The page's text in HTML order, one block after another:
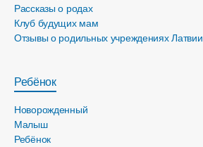
Рассказы о родах
Клуб будущих мам
Отзывы о родильных учреждениях Латвии
Ребёнок
Новорожденный
Малыш
Ребёнок